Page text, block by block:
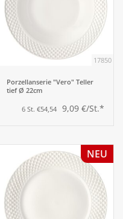
17850
Porzellanserie "Vero" Teller
tief Ø 22cm
6 St. €54,54 9,09 €/St.*
NEU